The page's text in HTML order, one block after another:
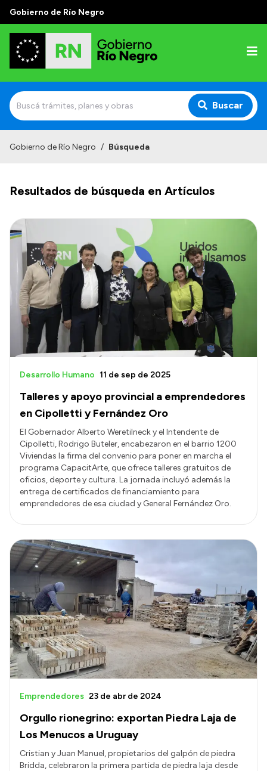
Gobierno de Río Negro
Buscar
Prensa
Autoridades y Organismos
Discursos en la Legislatura
Casa de Gobierno
Acerca de Río Negro
Historia
Geografía
Invertí en Río Negro
Transparencia
Presupuesto
Boletín Oficial
Compras y licitaciones
Consulta de expedientes
Consulta de pago a proveedores
Intranet
Login
Gobierno de Río Negro / Búsqueda
Resultados de búsqueda en Artículos
Talleres y apoyo provincial a emprendedores
en Cipolletti y Fernández Oro
Desarrollo Humano 11 de sep de 2025
El Gobernador Alberto Weretilneck y el Intendente de
Cipolletti, Rodrigo Buteler, encabezaron en el barrio 1200
Viviendas la firma del convenio para poner en marcha el
programa CapacitArte, que ofrece talleres gratuitos de
oficios, deporte y cultura. La jornada incluyó además la
entrega de certificados de financiamiento para
emprendedores de esa ciudad y General Fernández Oro.
Orgullo rionegrino: exportan Piedra Laja de
Los Menucos a Uruguay
Emprendedores 23 de abr de 2024
Cristian y Juan Manuel, propietarios del galpón de piedra
Bridda, celebraron la primera partida de piedra laja desde